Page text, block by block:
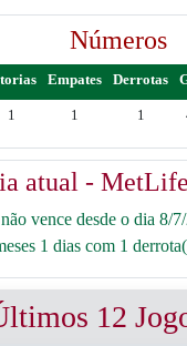
Números
Empates Derrotas
1 1 1
atual -
vence desde o dia 8/
1 dias com 1
12